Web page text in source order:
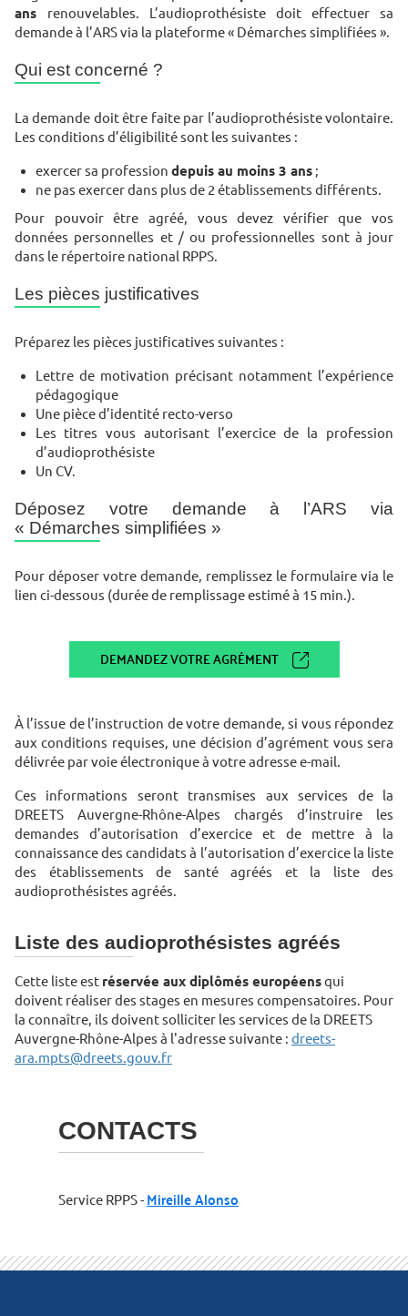
ans renouvelables. L’audioprothésiste doit effectuer sa
demande à l’ARS via la plateforme « Démarches simplifiées ».
Qui est concerné ?
La demande doit être faite par l’audioprothésiste volontaire.
Les conditions d’éligibilité sont les suivantes :
exercer sa profession depuis au moins 3 ans;
ne pas exercer dans plus de 2 établissements différents.
Pour pouvoir être agréé, vous devez vérifier que vos
données personnelles et / ou professionnelles sont à jour
dans le répertoire national RPPS.
Les pièces justificatives
Préparez les pièces justificatives suivantes :
Lettre de motivation précisant notamment l’expérience
pédagogique
Une pièce d’identité recto-verso
Les titres vous autorisant l’exercice de la profession
d’audioprothésiste
Un CV.
Déposez votre demande à l’ARS via
« Démarches simplifiées »
Pour déposer votre demande, remplissez le formulaire via le
lien ci-dessous (durée de remplissage estimé à 15 min.).
DEMANDEZ VOTRE AGRÉMENT
À l’issue de l’instruction de votre demande, si vous répondez
aux conditions requises, une décision d’agrément vous sera
délivrée par voie électronique à votre adresse e-mail.
Ces informations seront transmises aux services de la
DREETS Auvergne-Rhône-Alpes chargés d’instruire les
demandes d’autorisation d’exercice et de mettre à la
connaissance des candidats à l’autorisation d’exercice la liste
des établissements de santé agréés et la liste des
audioprothésistes agréés.
Liste des audioprothésistes agréés
Cette liste est réservée aux diplômés européensqui
doivent réaliser des stages en mesures compensatoires. Pour
la connaître, ils doivent solliciter les services de la DREETS
Auvergne-Rhône-Alpes à l'adresse suivante : dreets-
ara.mpts@dreets.gouv.fr
CONTACTS
Service RPPS - Mireille Alonso